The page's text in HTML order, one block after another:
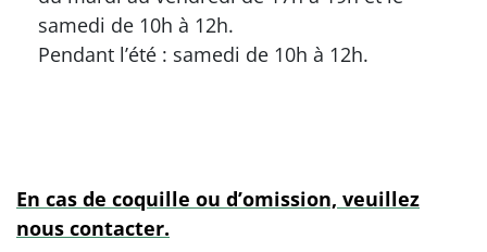
samedi de 10h à 12h.
Pendant l’été : samedi de 10h à 12h.
En cas de coquille ou d’omission, veuillez
nous contacter.